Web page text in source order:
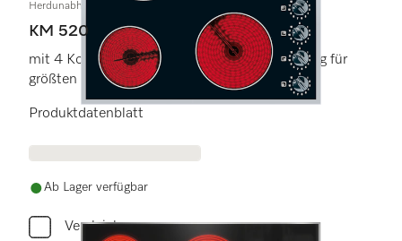
Herdunabhängiges Elektrokochfeld
KM 520
mit 4 Kochzonen und direkter Knebelbedienung für
größten Komfort.
Produktdatenblatt
Ab Lager verfügbar
Vergleichen